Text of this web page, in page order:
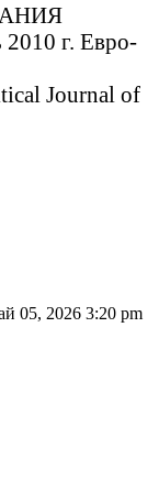
г. Евро-
Journal of
05, 2026 3:20 pm